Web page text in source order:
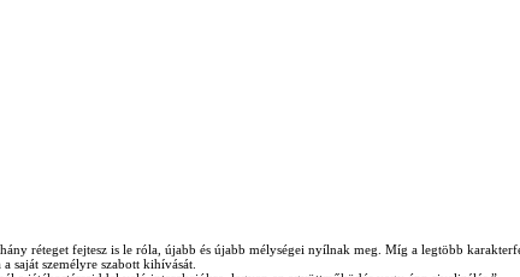
réteget fejtesz is le róla, újabb és újabb mélységei nyílnak meg. Míg a legtöbb
saját személyre szabott kihívását.